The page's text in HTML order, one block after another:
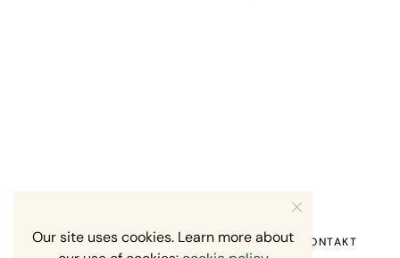
HEM OM MIG RECENSION OM MIG KONTAKT
Our site uses cookies. Learn more about